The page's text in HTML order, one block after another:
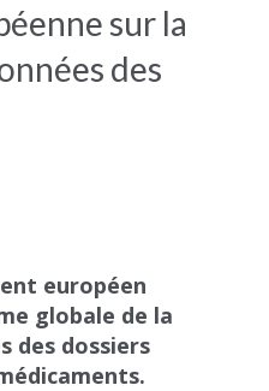
sur la
des
européen
globale de la
des dossiers